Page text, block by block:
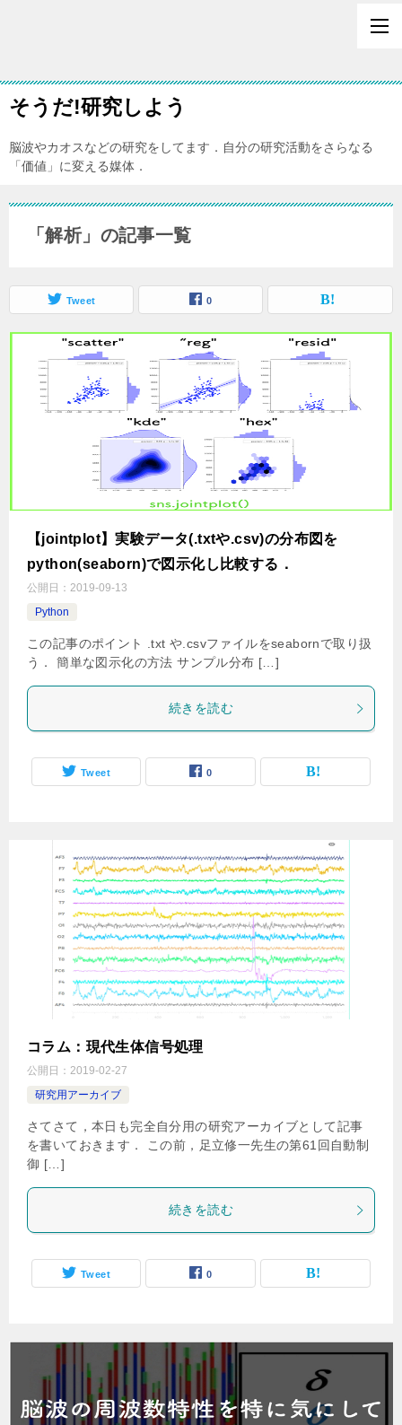
そうだ!研究しよう
脳波やカオスなどの研究をしてます．自分の研究活動をさらなる
「価値」に変える媒体．
「解析」の記事一覧
Tweet 0
【jointplot】実験データ(.txtや.csv)の分布図を
python(seaborn)で図示化し比較する．
公開日： 2019-09-13
Python
この記事のポイント .txt や.csvファイルをseabornで取り扱
う． 簡単な図示化の方法 サンプル分布 […]
続きを読む
Tweet 0
コラム：現代生体信号処理
公開日： 2019-02-27
研究用アーカイブ
さてさて，本日も完全自分用の研究アーカイブとして記事
を書いておきます． この前，足立修一先生の第61回自動制
御 […]
続きを読む
Tweet 0